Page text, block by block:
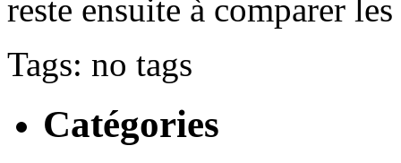
reste ensuite à comparer
Tags: no tags
Catégories